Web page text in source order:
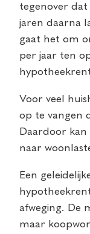
tegenover
jaren daarna
gaat het om
per jaar ten
Voor veel
op te vangen
Daardoor
naar
Een
afweging. De
maar